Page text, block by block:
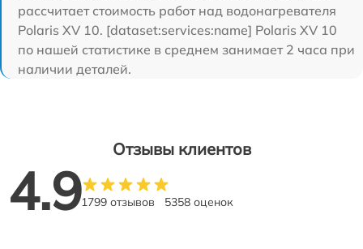
рассчитает стоимость работ над водонагревателя
Polaris XV 10. [dataset:services:name] Polaris XV 10
по нашей статистике в среднем занимает 2 часа при
наличии деталей.
Отзывы клиентов
4.91799 отзывов 5358 оценок